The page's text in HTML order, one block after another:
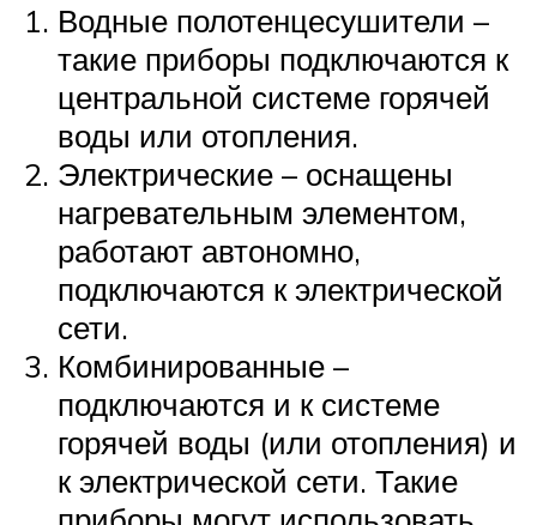
Водные полотенцесушители –
такие приборы подключаются к
центральной системе горячей
воды или отопления.
Электрические – оснащены
нагревательным элементом,
работают автономно,
подключаются к электрической
сети.
Комбинированные –
подключаются и к системе
горячей воды (или отопления) и
к электрической сети. Такие